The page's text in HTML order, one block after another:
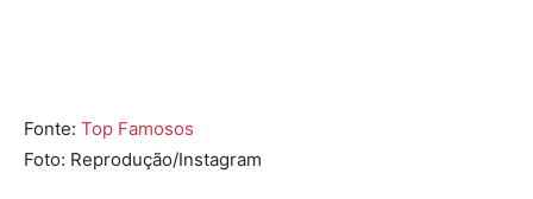
Fonte: Top Famosos
Foto: Reprodução/Instagram